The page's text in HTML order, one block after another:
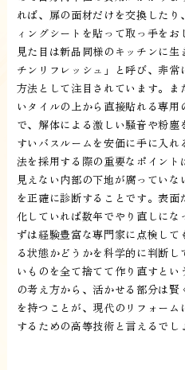
れば、扉の面材だけを交換した
ィングシートを貼って取っ手をお
見た目は新品同様のキッチンに
チンリフレッシュ」と呼び、非
方法として注目されています。
いタイルの上から直接貼れる専用
で、解体による激しい騒音や粉
すいバスルームを安価に手に入
法を採用する際の重要なポイント
見えない内部の下地が腐ってい
を正確に診断することです。表
化していれば数年でやり直しにな
ずは経験豊富な専門家に点検し
る状態かどうかを科学的に判断
いものを全て捨てて作り直すと
の考え方から、活かせる部分は
を持つことが、現代のリフォー
するための高等技術と言えるでし